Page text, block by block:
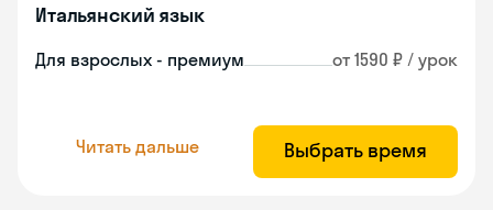
Итальянский язык
Для взрослых - премиум от 1590 ₽ / урок
Читать дальше Выбрать время